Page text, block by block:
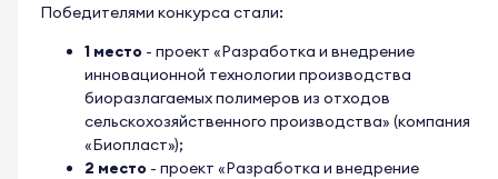
Победителями конкурса стали:
1 место - проект «Разработка и внедрение
инновационной технологии производства
биоразлагаемых полимеров из отходов
сельскохозяйственного производства» (компания
«Биопласт»);
2 место - проект «Разработка и внедрение